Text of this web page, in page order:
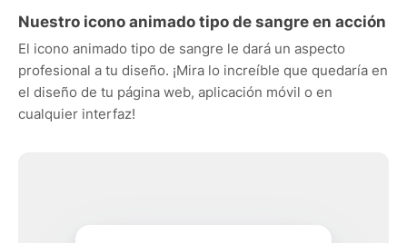
Nuestro icono animado tipo de sangre en acción
El icono animado tipo de sangre le dará un aspecto
profesional a tu diseño. ¡Mira lo increíble que quedaría en
el diseño de tu página web, aplicación móvil o en
cualquier interfaz!